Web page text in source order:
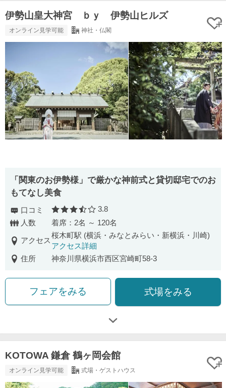
伊勢山皇大神宮 ｂｙ 伊勢山ヒルズ
オンライン見学可能 神社・仏閣
「関東のお伊勢様」で厳かな神前式と貸切邸宅でのお
もてなし美食
口コミ 口コミ評価
3.8
人数
着席：2名 ～ 120名
アクセス
桜木町駅 (横浜・みなとみらい・新横浜・川崎)
アクセス詳細
住所
神奈川県横浜市西区宮崎町58-3
フェアをみる 式場をみる
KOTOWA 鎌倉 鶴ヶ岡会館
オンライン見学可能 式場・ゲストハウス